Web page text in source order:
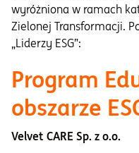
wyróżniona w ramach
Zielonej Transformacji.
„Liderzy ESG”:
Program
obszarze
Velvet CARE Sp. z o.o.